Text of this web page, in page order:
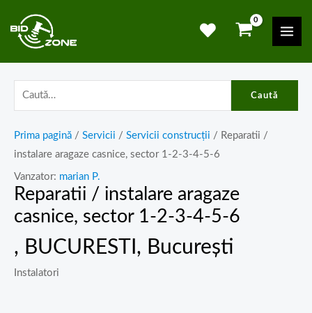
content
Caută
Prima pagină / Servicii / Servicii construcții / Reparatii /
instalare aragaze casnice, sector 1-2-3-4-5-6
Vanzator: marian P.
Reparatii / instalare aragaze
casnice, sector 1-2-3-4-5-6
, BUCURESTI, București
Instalatori